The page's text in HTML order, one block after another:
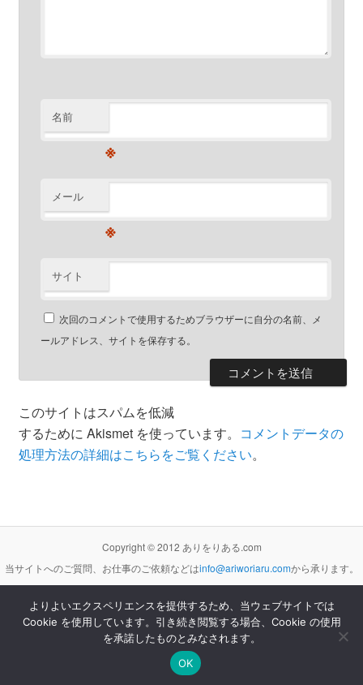
名前
※
メール
※
サイト
次回のコメントで使用するためブラウザーに自分の名前、メ
ールアドレス、サイトを保存する。
このサイトはスパムを低減
するために Akismet を使っています。 コメントデータの
処理方法の詳細はこちらをご覧ください。
Copyright © 2012 ありをりある.com
当サイトへのご質問、お仕事のご依頼などはinfo@ariworiaru.comから承ります。
本サイトの記事・内容は クリエイティブ・コモンズ 表示 - 非営利 - 改変禁止 3.0 非移植 ライセンス
の下に提供します。
Proudly powered by WordPress
よりよいエクスペリエンスを提供するため、当ウェブサイトでは
Cookie を使用しています。引き続き閲覧する場合、Cookie の使用
を承諾したものとみなされます。
OK